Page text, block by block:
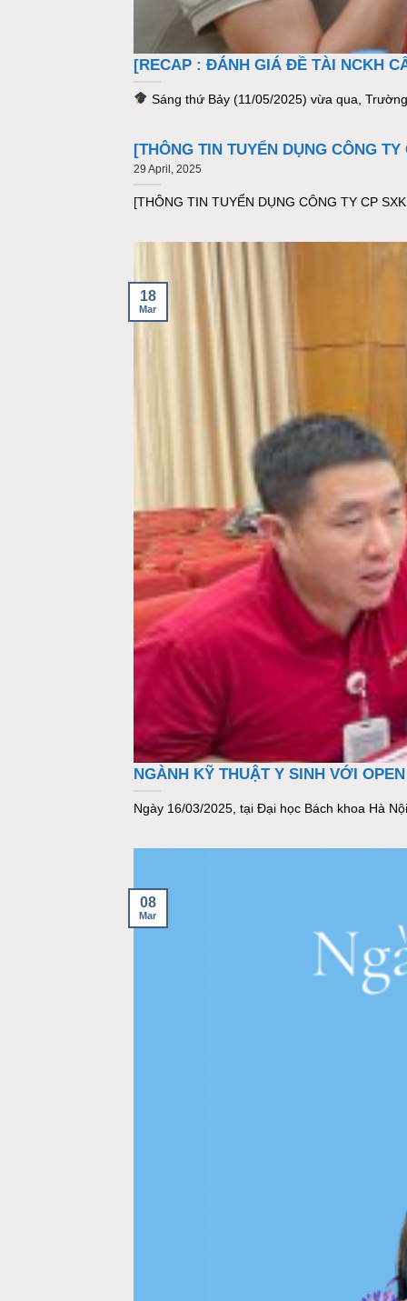
[RECAP : ĐÁNH GIÁ ĐỀ TÀI NCKH
Sáng thứ Bảy (11/05/2025) vừa qua,
[THÔNG TIN TUYỂN DỤNG CÔNG
29 April, 2025
[THÔNG TIN TUYỂN DỤNG CÔNG TY CP
NGÀNH KỸ THUẬT Y SINH VỚI
Ngày 16/03/2025, tại Đại học Bách khoa Hà
18
Mar
08
Mar